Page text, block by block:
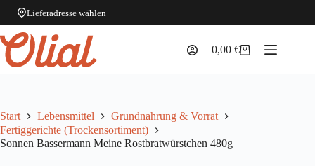
Lieferadresse wählen
Zum
Inhalt
springen
Warenkorb
0,00€
Start Lebensmittel
Grundnahrung & Vorrat
Fertiggerichte (Trockensortiment)
Sonnen Bassermann Meine Rostbratwürstchen 480g